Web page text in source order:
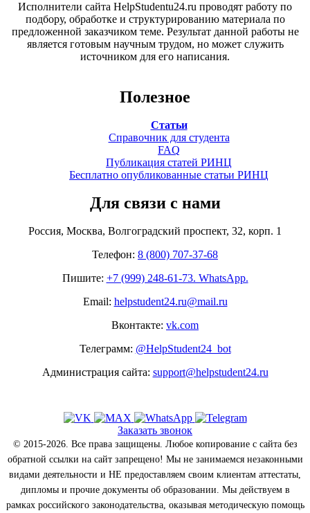
Исполнители сайта HelpStudentu24.ru проводят работу по
подбору, обработке и структурированию материала по
предложенной заказчиком теме. Результат данной работы не
является готовым научным трудом, но может служить
источником для его написания.
Полезное
Статьи
Справочник для студента
FAQ
Публикация статей РИНЦ
Бесплатно опубликованные статьи РИНЦ
Для связи с нами
Россия, Москва, Волгоградский проспект, 32, корп. 1
Телефон: 8 (800) 707-37-68
Пишите: +7 (999) 248-61-73. WhatsApp.
Email: helpstudent24.ru@mail.ru
Вконтакте: vk.com
Телеграмм: @HelpStudent24_bot
Администрация сайта: support@helpstudent24.ru
Заказать звонок
© 2015-2026. Все права защищены. Любое копирование с сайта без
обратной ссылки на сайт запрещено! Мы не занимаемся незаконными
видами деятельности и НЕ предоставляем своим клиентам аттестаты,
дипломы и прочие документы об образовании. Мы действуем в
рамках российского законодательства, оказывая методическую помощь